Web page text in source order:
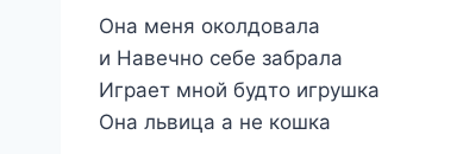
Она меня околдовала
и Навечно себе забрала
Играет мной будто игрушка
Она львица а не кошка